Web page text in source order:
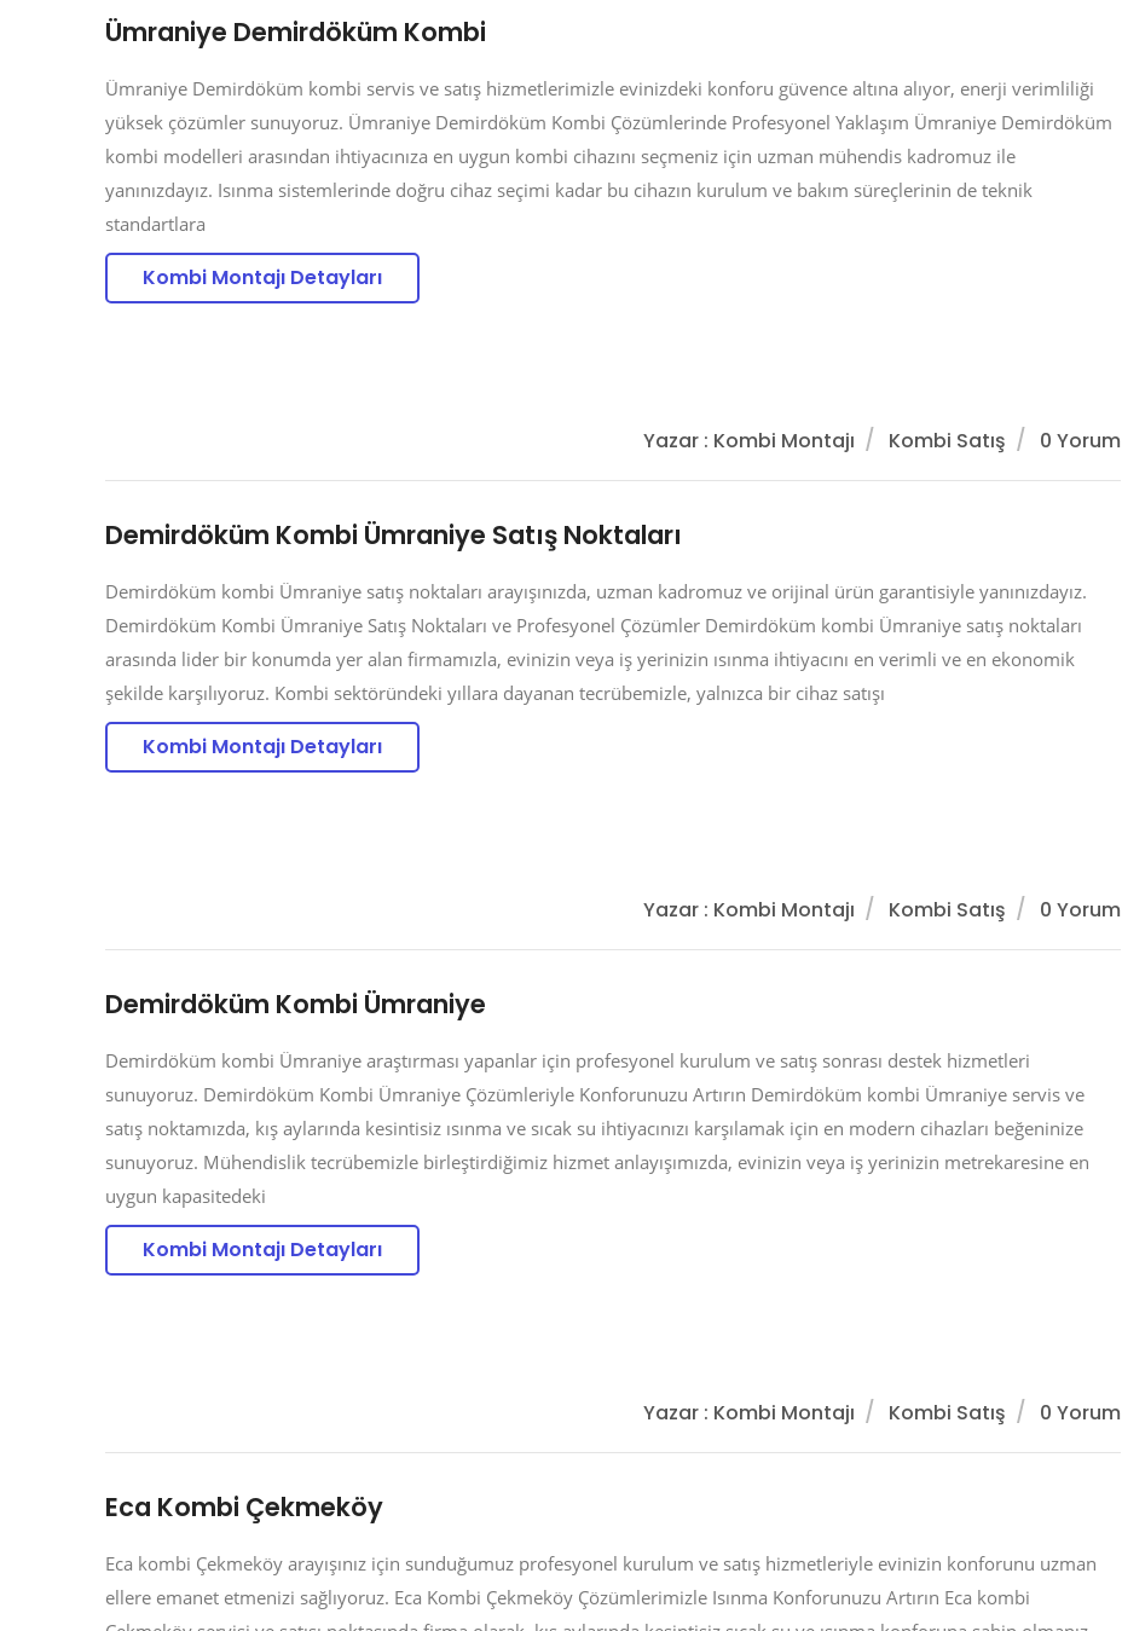
Ümraniye Demirdöküm Kombi
Ümraniye Demirdöküm kombi servis ve satış hizmetlerimizle evinizdeki konforu güvence altına alıyor, enerji verimliliği
yüksek çözümler sunuyoruz. Ümraniye Demirdöküm Kombi Çözümlerinde Profesyonel Yaklaşım Ümraniye Demirdöküm
kombi modelleri arasından ihtiyacınıza en uygun kombi cihazını seçmeniz için uzman mühendis kadromuz ile
yanınızdayız. Isınma sistemlerinde doğru cihaz seçimi kadar bu cihazın kurulum ve bakım süreçlerinin de teknik
standartlara
Kombi Montajı Detayları
Yazar : Kombi Montajı Kombi Satış 0 Yorum
Demirdöküm Kombi Ümraniye Satış Noktaları
Demirdöküm kombi Ümraniye satış noktaları arayışınızda, uzman kadromuz ve orijinal ürün garantisiyle yanınızdayız.
Demirdöküm Kombi Ümraniye Satış Noktaları ve Profesyonel Çözümler Demirdöküm kombi Ümraniye satış noktaları
arasında lider bir konumda yer alan firmamızla, evinizin veya iş yerinizin ısınma ihtiyacını en verimli ve en ekonomik
şekilde karşılıyoruz. Kombi sektöründeki yıllara dayanan tecrübemizle, yalnızca bir cihaz satışı
Kombi Montajı Detayları
Yazar : Kombi Montajı Kombi Satış 0 Yorum
Demirdöküm Kombi Ümraniye
Demirdöküm kombi Ümraniye araştırması yapanlar için profesyonel kurulum ve satış sonrası destek hizmetleri
sunuyoruz. Demirdöküm Kombi Ümraniye Çözümleriyle Konforunuzu Artırın Demirdöküm kombi Ümraniye servis ve
satış noktamızda, kış aylarında kesintisiz ısınma ve sıcak su ihtiyacınızı karşılamak için en modern cihazları beğeninize
sunuyoruz. Mühendislik tecrübemizle birleştirdiğimiz hizmet anlayışımızda, evinizin veya iş yerinizin metrekaresine en
uygun kapasitedeki
Kombi Montajı Detayları
Yazar : Kombi Montajı Kombi Satış 0 Yorum
Eca Kombi Çekmeköy
Eca kombi Çekmeköy arayışınız için sunduğumuz profesyonel kurulum ve satış hizmetleriyle evinizin konforunu uzman
ellere emanet etmenizi sağlıyoruz. Eca Kombi Çekmeköy Çözümlerimizle Isınma Konforunuzu Artırın Eca kombi